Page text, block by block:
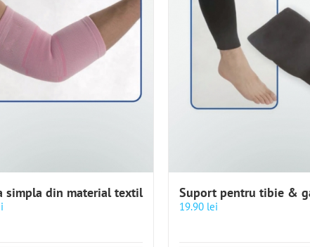
simpla din material textil Suport pentru tibie &
19.90 lei